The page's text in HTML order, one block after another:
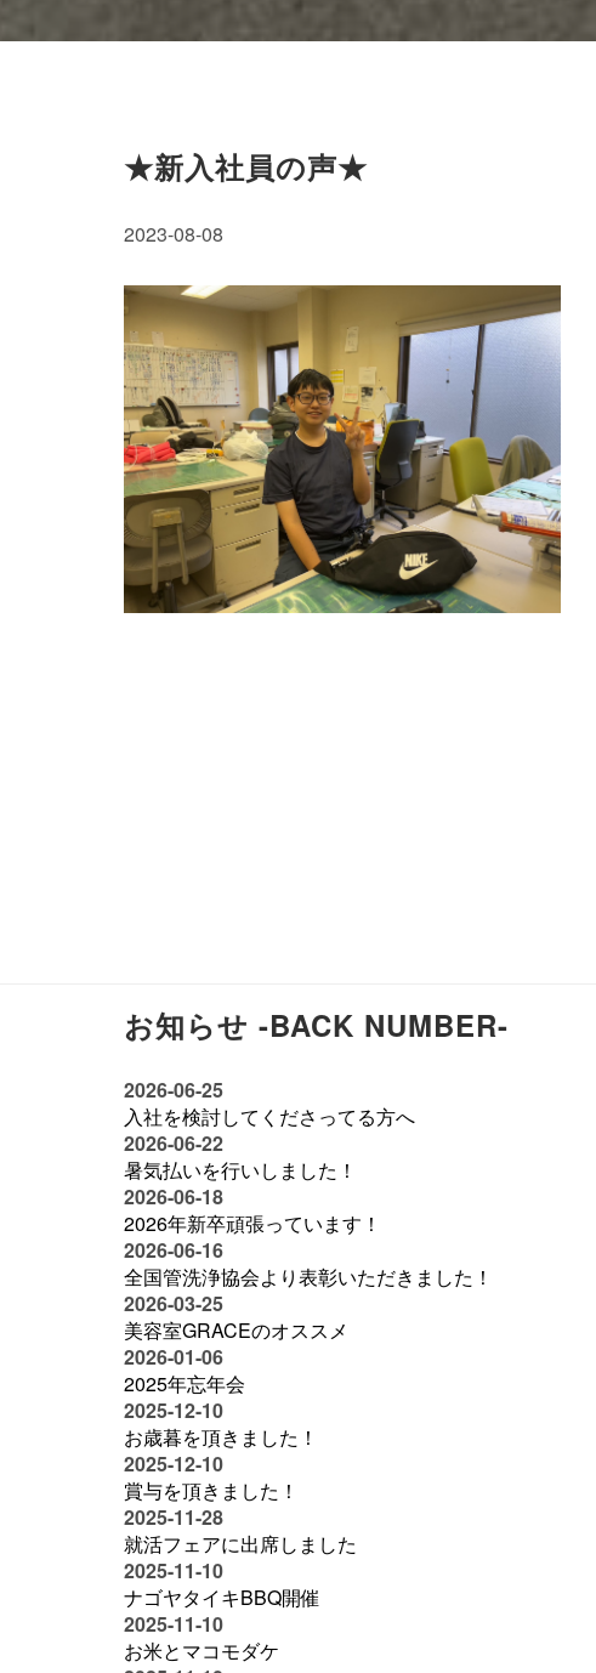
★新入社員の声★
2023-08-08
お知らせ -BACK NUMBER-
2026-06-25
入社を検討してくださってる方へ
2026-06-22
暑気払いを行いしました！
2026-06-18
2026年新卒頑張っています！
2026-06-16
全国管洗浄協会より表彰いただきました！
2026-03-25
美容室GRACEのオススメ
2026-01-06
2025年忘年会
2025-12-10
お歳暮を頂きました！
2025-12-10
賞与を頂きました！
2025-11-28
就活フェアに出席しました
2025-11-10
ナゴヤタイキBBQ開催
2025-11-10
お米とマコモダケ